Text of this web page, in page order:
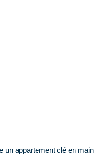
appartement clé en